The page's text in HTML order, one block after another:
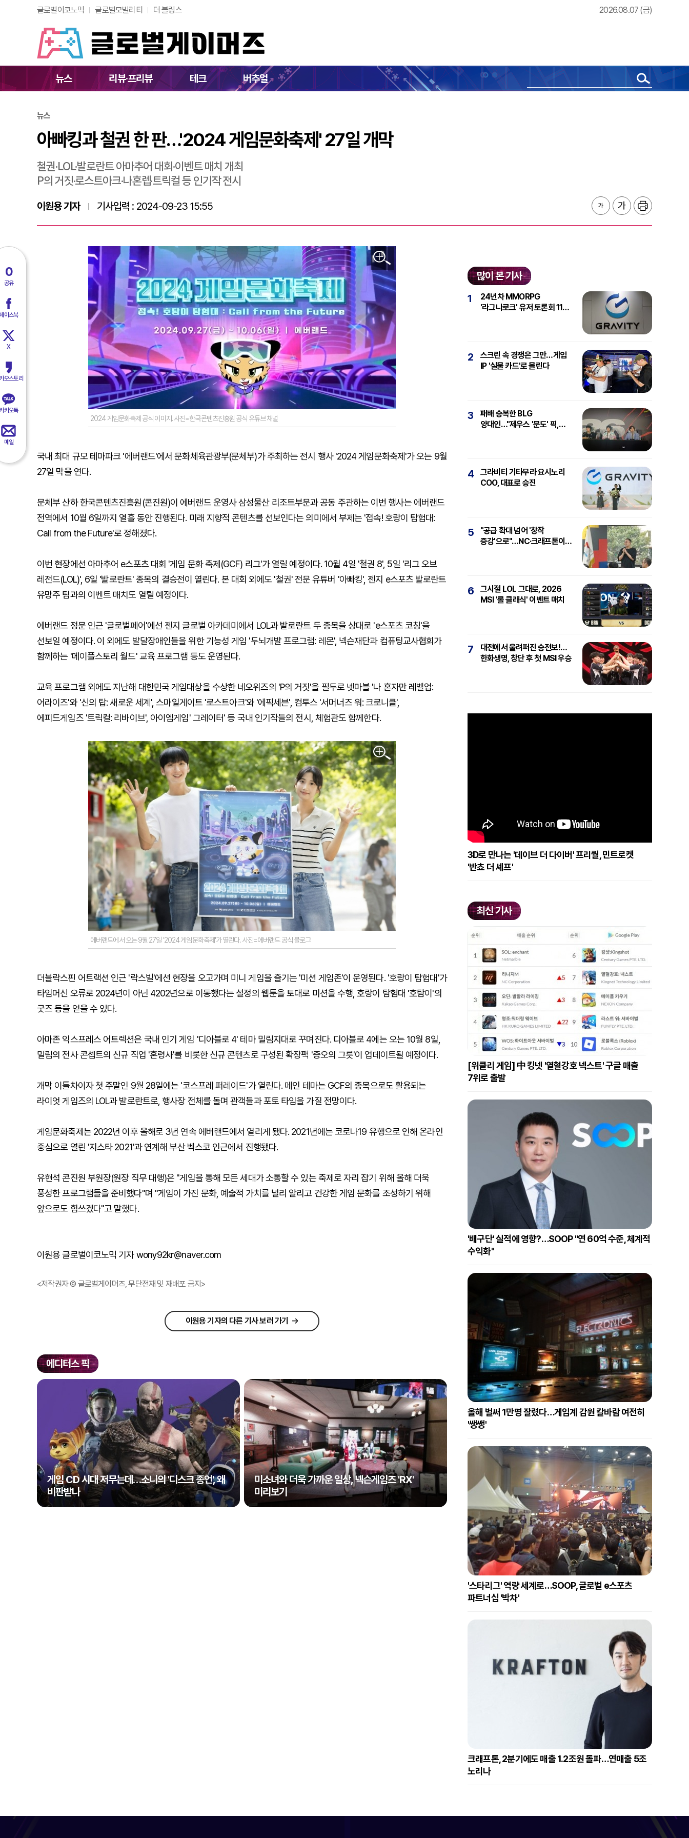
글로벌이코노믹 글로벌모빌리티 더 블링스 2026.08.07 (금)
뉴스 리뷰·프리뷰 테크 버추얼
아빠킹과 철권 한 판…'2024 게임문화축제' 27일 개막
0
공유
이스북
X
오스토리
카오톡
메일
뉴스
아빠킹과 철권 한 판…'2024 게임문화축제' 27일 개막
철권·LOL·발로란트 아마추어 대회·이벤트 매치 개최
P의 거짓·로스트아크·나혼렙·트릭컬 등 인기작 전시
이원용 기자 기사입력 : 2024-09-23 15:55
2024 게임문화축제 공식 이미지. 사진=한국콘텐츠진흥원 공식 유튜브 채널
국내 최대 규모 테마파크 '에버랜드'에서 문화체육관광부(문체부)가 주최하는 전시 행사 '2024 게임문화축제'가 오는 9월
27일 막을 연다.
문체부 산하 한국콘텐츠진흥원(콘진원)이 에버랜드 운영사 삼성물산 리조트부문과 공동 주관하는 이번 행사는 에버랜드
전역에서 10월 6일까지 열흘 동안 진행된다. 미래 지향적 콘텐츠를 선보인다는 의미에서 부제는 '접속! 호랑이 탐험대:
Call from the Future'로 정해졌다.
이번 현장에선 아마추어 e스포츠 대회 '게임 문화 축제(GCF) 리그'가 열릴 예정이다. 10월 4일 '철권 8', 5일 '리그 오브
레전드(LOL)', 6일 '발로란트' 종목의 결승전이 열린다. 본 대회 외에도 '철권' 전문 유튜버 '아빠킹', 젠지 e스포츠 발로란트
유망주 팀과의 이벤트 매치도 열릴 예정이다.
에버랜드 정문 인근 '글로벌페어'에선 젠지 글로벌 아카데미에서 LOL과 발로란트 두 종목을 상대로 'e스포츠 코칭'을
선보일 예정이다. 이 외에도 발달장애인들을 위한 기능성 게임 '두뇌개발 프로그램: 레몬', 넥슨재단과 컴퓨팅교사협회가
함께하는 '메이플스토리 월드' 교육 프로그램 등도 운영된다.
교육 프로그램 외에도 지난해 대한민국 게임대상을 수상한 네오위즈의 'P의 거짓'을 필두로 넷마블 '나 혼자만 레벨업:
어라이즈'와 '신의 탑: 새로운 세계', 스마일게이트 '로스트아크'와 '에픽세븐', 컴투스 '서머너즈 워: 크로니클',
에피드게임즈 '트릭컬: 리바이브', 아이엠게임' 그레이터' 등 국내 인기작들의 전시, 체험관도 함께한다.
에버랜드에서 오는 9월 27일 '2024 게임문화축제'가 열린다. 사진=에버랜드 공식 블로그
더블락스핀 어트랙션 인근 '락스빌'에선 현장을 오고가며 미니 게임을 즐기는 '미션 게임존'이 운영된다. '호랑이 탐험대'가
타임머신 오류로 2024년이 아닌 4202년으로 이동했다는 설정의 웹툰을 토대로 미션을 수행, 호랑이 탐험대 '호탐이'의
굿즈 등을 얻을 수 있다.
아마존 익스프레스 어트렉션은 국내 인기 게임 '디아블로 4' 테마 밀림지대로 꾸며진다. 디아블로 4에는 오는 10월 8일,
밀림의 전사 콘셉트의 신규 직업 '혼령사'를 비롯한 신규 콘텐츠로 구성된 확장팩 '증오의 그릇'이 업데이트될 예정이다.
개막 이틀차이자 첫 주말인 9월 28일에는 '코스프레 퍼레이드'가 열린다. 메인 테마는 GCF의 종목으로도 활용되는
라이엇 게임즈의 LOL과 발로란트로, 행사장 전체를 돌며 관객들과 포토 타임을 가질 전망이다.
게임문화축제는 2022년 이후 올해로 3년 연속 에버랜드에서 열리게 됐다. 2021년에는 코로나19 유행으로 인해 온라인
중심으로 열린 '지스타 2021'과 연계해 부산 벡스코 인근에서 진행됐다.
유현석 콘진원 부원장(원장 직무 대행)은 "게임을 통해 모든 세대가 소통할 수 있는 축제로 자리 잡기 위해 올해 더욱
풍성한 프로그램들을 준비했다"며 "게임이 가진 문화, 예술적 가치를 널리 알리고 건강한 게임 문화를 조성하기 위해
앞으로도 힘쓰겠다"고 말했다.
이원용 글로벌이코노믹 기자 wony92kr@naver.com
<저작권자 © 글로벌게이머즈, 무단전재 및 재배포 금지>
이원용 기자의 다른 기사 보러 가기
에디터스 픽
게임 CD 시대 저무는데…소니의 '디스크 종언', 왜
비판받나
미소녀와 더욱 가까운 일상, 넥슨게임즈 'RX'
미리보기
많이 본 기사
1
24년차 MMORPG
'라그나로크' 유저 토론회 11일
2
스크린 속 경쟁은 그만…게임
IP '실물 카드'로 몰린다
3
패배 승복한 BLG
양대인…"제우스 '문도' 픽,
4
그라비티 기타무라 요시노리
COO, 대표로 승진
5
"공급 확대 넘어 '창작
증강'으로"…NC·크래프톤이
6
그시절 LOL 그대로, 2026
MSI '롤 클래식' 이벤트 매치
7
대전에서 울려퍼진 승전보!…
한화생명, 창단 후 첫 MSI 우승
3D로 만나는 '데이브 더 다이버' 프리퀄, 민트로켓
'반쵸 더 셰프'
최신 기사
[위클리 게임] 中 킹넷 '열혈강호 넥스트' 구글 매출
7위로 출발
'배구단' 실적에 영향?…SOOP "연 60억 수준, 체계적
수익화"
올해 벌써 1만명 잘렸다…게임계 감원 칼바람 여전히
'쌩쌩'
'스타리그' 역량 세계로…SOOP, 글로벌 e스포츠
파트너십 '박차'
크래프톤, 2분기에도 매출 1.2조원 돌파…연매출 5조
노리나